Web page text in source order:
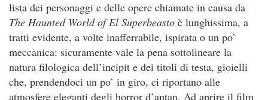
lista dei personaggi e delle opere chiamate in causa da
The Haunted World of El Superbeasto è lunghissima, a
tratti evidente, a volte inafferrabile, ispirata o un po’
meccanica: sicuramente vale la pena sottolineare la
natura filologica dell’incipit e dei titoli di testa, gioielli
che, prendendoci un po’ in giro, ci riportano alle
atmosfere eleganti degli horror d’antan. Ad aprire il film